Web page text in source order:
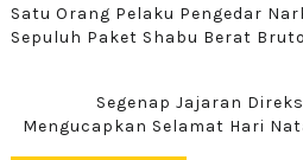
Satu Orang Pelaku Pengedar
Sepuluh Paket Shabu Berat
Segenap Jajaran
Mengucapkan Selamat Hari